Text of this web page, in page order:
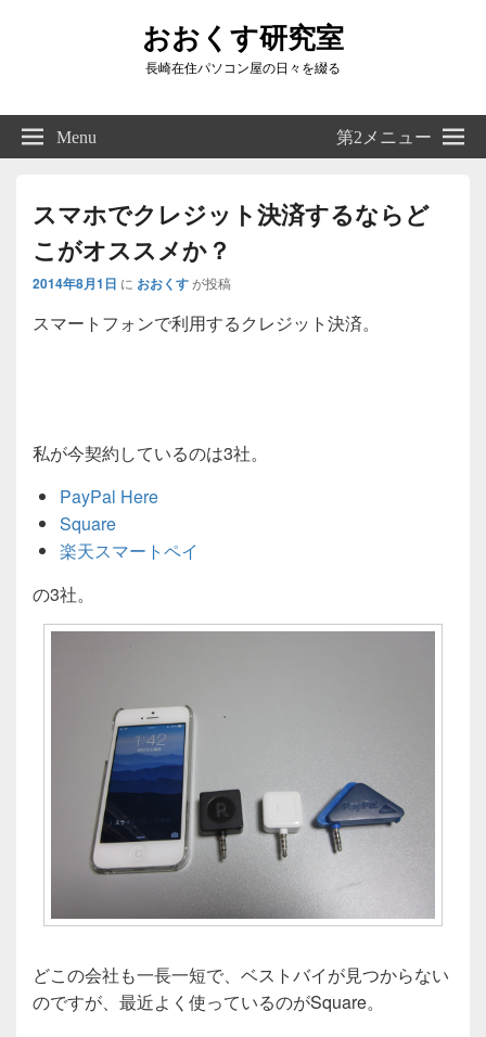
おおくす研究室
長崎在住パソコン屋の日々を綴る
Right
Sidebar
Widget
Menu 第2メニュー
スマホでクレジット決済するならど
こがオススメか？
2014年8月1日 に おおくすが投稿
スマートフォンで利用するクレジット決済。
私が今契約しているのは3社。
PayPal Here
Square
楽天スマートペイ
の3社。
どこの会社も一長一短で、ベストバイが見つからない
のですが、最近よく使っているのがSquare。